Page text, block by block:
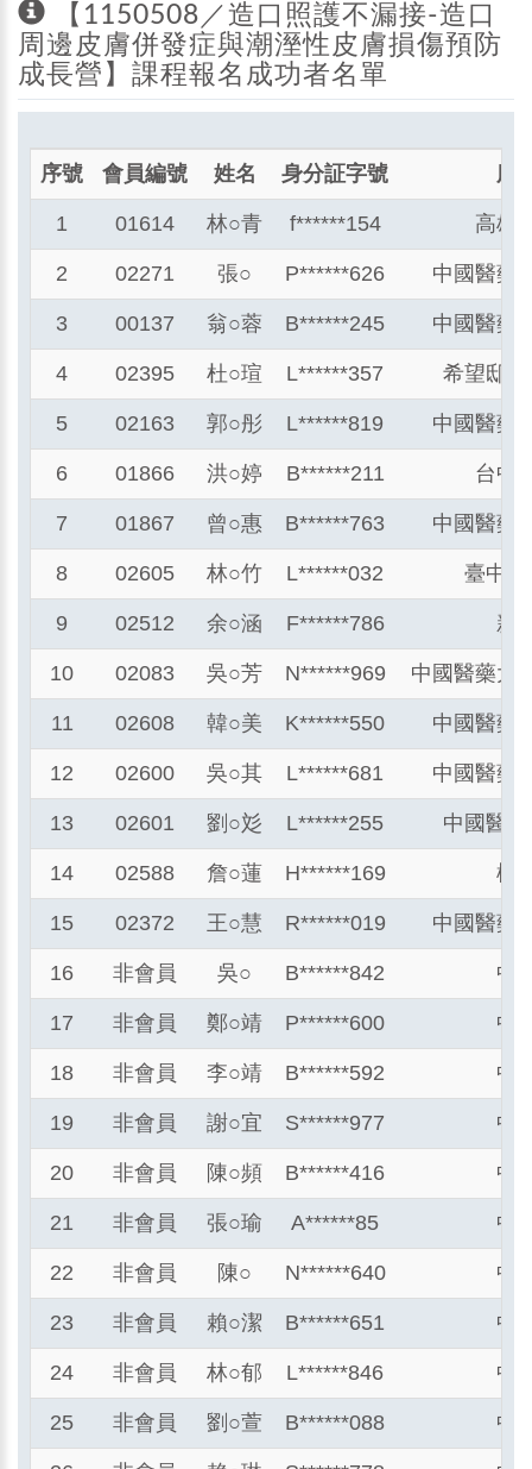
【1150508／造口照護不漏接-造口
周邊皮膚併發症與潮溼性皮膚損傷預防
成長營】課程報名成功者名單
序號 會員編號 姓名 身分証字號 服
1 01614 林○青 f******154 高雄
2 02271 張○ P******626 中國醫藥
3 00137 翁○蓉 B******245 中國醫藥
4 02395 杜○瑄 L******357 希望邸
5 02163 郭○彤 L******819 中國醫藥
6 01866 洪○婷 B******211 台中
7 01867 曾○惠 B******763 中國醫藥
8 02605 林○竹 L******032 臺中
9 02512 余○涵 F******786 新
10 02083 吳○芳 N******969 中國醫藥大
11 02608 韓○美 K******550 中國醫藥
12 02600 吳○其 L******681 中國醫藥
13 02601 劉 ○彣 L******255 中國醫
14 02588 詹○蓮 H******169 桃
15 02372 王○慧 R******019 中國醫藥
16 非會員 吳○ B******842 中
17 非會員 鄭○靖 P******600 中
18 非會員 李○靖 B******592 中
19 非會員 謝○宜 S******977 中
20 非會員 陳○頻 B******416 中
21 非會員 張○瑜 A******85 中
22 非會員 陳○ N******640 中
23 非會員 賴○潔 B******651 中
24 非會員 林○郁 L******846 中
25 非會員 劉 ○萱 B******088 中